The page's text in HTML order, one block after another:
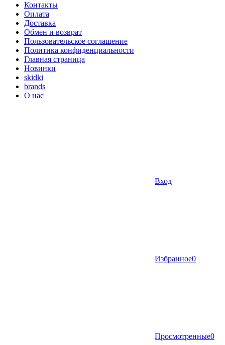
Контакты
Оплата
Доставка
Обмен и возврат
Пользовательское соглашение
Политика конфиденциальности
Главная страница
Новинки
skidki
brands
О нас
Вход
Избранное0
Просмотренные0